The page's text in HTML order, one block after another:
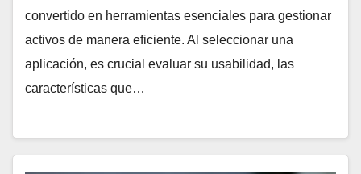
convertido en herramientas esenciales para gestionar
activos de manera eficiente. Al seleccionar una
aplicación, es crucial evaluar su usabilidad, las
características que…